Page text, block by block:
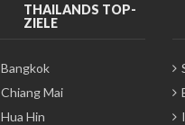
THAILANDS TOP-
ZIELE
Bangkok
Chiang Mai
Hua Hin